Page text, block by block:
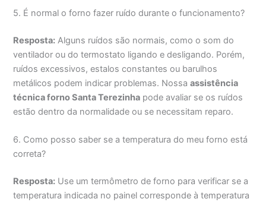
5. É normal o forno fazer ruído durante o funcionamento?
Resposta: Alguns ruídos são normais, como o som do
ventilador ou do termostato ligando e desligando. Porém,
ruídos excessivos, estalos constantes ou barulhos
metálicos podem indicar problemas. Nossaassistência
técnica forno Santa Terezinha pode avaliar se os ruídos
estão dentro da normalidade ou se necessitam reparo.
6. Como posso saber se a temperatura do meu forno está
correta?
Resposta: Use um termômetro de forno para verificar se a
temperatura indicada no painel corresponde à temperatura